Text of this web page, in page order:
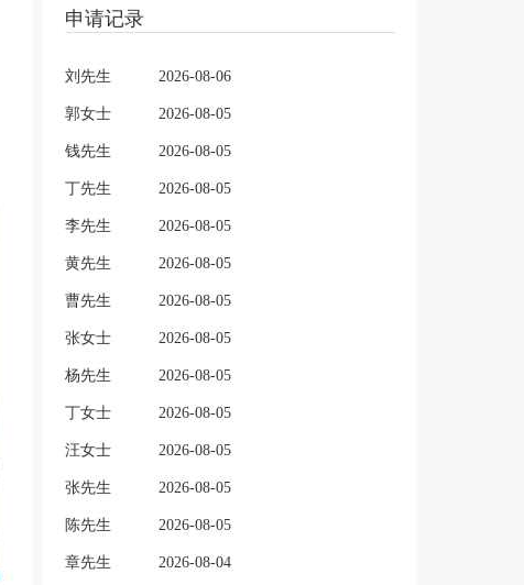
申请记录
刘先生 2026-08-06
郭女士 2026-08-05
钱先生 2026-08-05
丁先生 2026-08-05
李先生 2026-08-05
黄先生 2026-08-05
曹先生 2026-08-05
张女士 2026-08-05
杨先生 2026-08-05
丁女士 2026-08-05
汪女士 2026-08-05
张先生 2026-08-05
陈先生 2026-08-05
章先生 2026-08-04